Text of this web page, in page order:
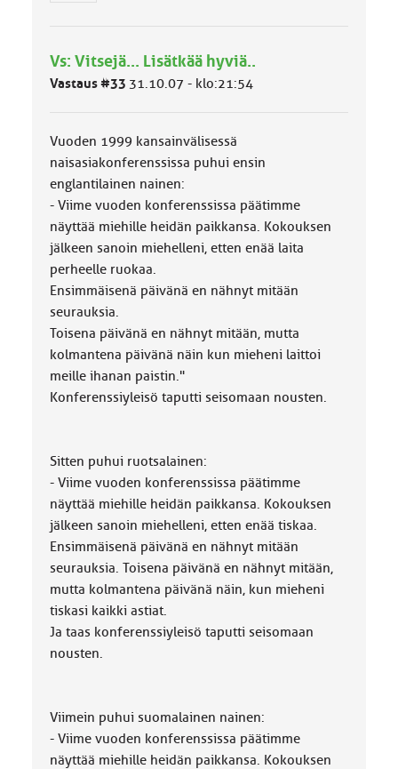
ä
l
u
k
Vs: Vitsejä... Lisätkää hyviä..
Vastaus #33 31.10.07 - klo:21:54
Vuoden 1999 kansainvälisessä
naisasiakonferenssissa puhui ensin
englantilainen nainen:
- Viime vuoden konferenssissa päätimme
näyttää miehille heidän paikkansa. Kokouksen
jälkeen sanoin miehelleni, etten enää laita
perheelle ruokaa.
Ensimmäisenä päivänä en nähnyt mitään
seurauksia.
Toisena päivänä en nähnyt mitään, mutta
kolmantena päivänä näin kun mieheni laittoi
meille ihanan paistin."
Konferenssiyleisö taputti seisomaan nousten.
Sitten puhui ruotsalainen:
- Viime vuoden konferenssissa päätimme
näyttää miehille heidän paikkansa. Kokouksen
jälkeen sanoin miehelleni, etten enää tiskaa.
Ensimmäisenä päivänä en nähnyt mitään
seurauksia. Toisena päivänä en nähnyt mitään,
mutta kolmantena päivänä näin, kun mieheni
tiskasi kaikki astiat.
Ja taas konferenssiyleisö taputti seisomaan
nousten.
Viimein puhui suomalainen nainen:
- Viime vuoden konferenssissa päätimme
näyttää miehille heidän paikkansa. Kokouksen